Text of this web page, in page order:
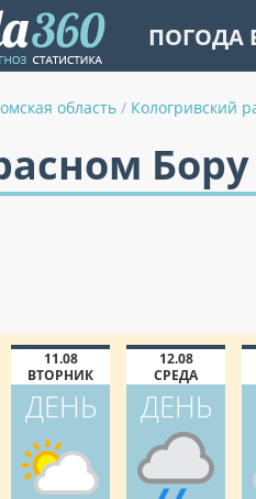
ПОГОДА
область / Кологривский
11.08
ВТОРНИК
ДЕНЬ
12.08
СРЕДА
ДЕНЬ